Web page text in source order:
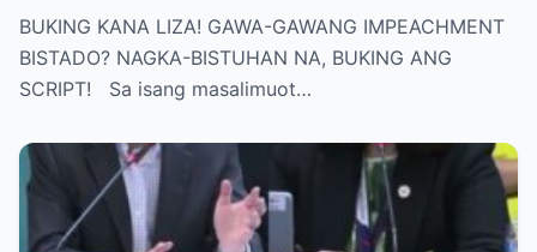
BISTUHAN NA, BUKING ANG SCRIPT!
BUKING KANA LIZA! GAWA-GAWANG IMPEACHMENT
BISTADO? NAGKA-BISTUHAN NA, BUKING ANG
SCRIPT! Sa isang masalimuot…